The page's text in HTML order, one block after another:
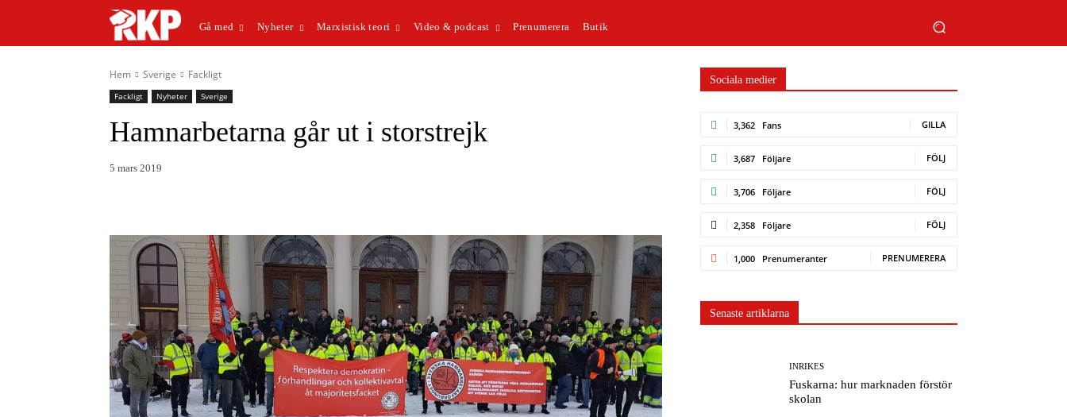
Gå med Nyheter Marxistisk teori Video & podcast Prenumerera Butik
Hem Sverige Fackligt
Fackligt Nyheter Sverige
Hamnarbetarna går ut i storstrejk
5 mars 2019
Sociala medier
3,362 Fans GILLA
3,687 Följare FÖLJ
3,706 Följare FÖLJ
2,358 Följare FÖLJ
1,000 Prenumeranter PRENUMERERA
Senaste artiklarna
INRIKES
Fuskarna: hur marknaden förstör
skolan